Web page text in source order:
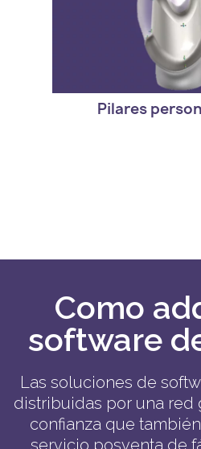
Pilares
- Version estandar de
Como
software
Las soluciones de
distribuidas por una red
confianza que